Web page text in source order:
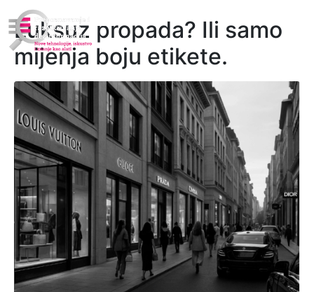
Luksuz propada? Ili samo
mijenja boju etikete.